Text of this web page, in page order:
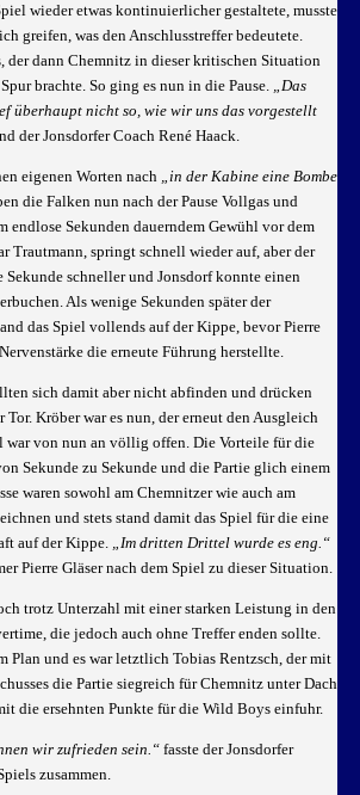
wieder etwas kontinuierlicher gestaltete, musste
greifen, was den Anschlusstreffer bedeutete.
der dann Chemnitz in dieser kritischen Situation
brachte. So ging es nun in die Pause. „Das
überhaupt nicht so, wie wir uns das vorgestellt
der Jonsdorfer Coach René Haack.
eigenen Worten nach „in der Kabine eine Bombe
die Falken nun nach der Pause Vollgas und
endlose Sekunden dauerndem Gewühl vor dem
Trautmann, springt schnell wieder auf, aber der
Sekunde schneller und Jonsdorf konnte einen
Als wenige Sekunden später der
das Spiel vollends auf der Kippe, bevor Pierre
die erneute Führung herstellte.
sich damit aber nicht abfinden und drücken
Kröber war es nun, der erneut den Ausgleich
war von nun an völlig offen. Die Vorteile für die
Sekunde zu Sekunde und die Partie glich einem
waren sowohl am Chemnitzer wie auch am
und stets stand damit das Spiel für die eine
auf der Kippe. „Im dritten Drittel wurde es eng.“
Pierre Gläser nach dem Spiel zu dieser Situation.
trotz Unterzahl mit einer starken Leistung in den
die jedoch auch ohne Treffer enden sollte.
Plan und es war letztlich Tobias Rentzsch, der mit
die Partie siegreich für Chemnitz unter Dach
die ersehnten Punkte für die Wild Boys einfuhr.
wir zufrieden sein.“ fasste der Jonsdorfer
zusammen.